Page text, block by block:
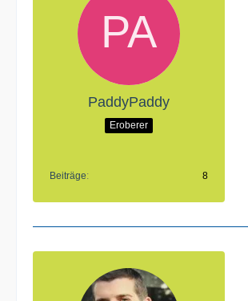
PaddyPaddy
Eroberer
Beiträge 8